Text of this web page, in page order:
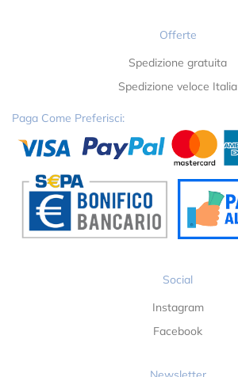
Offerte
Spedizione gratuita
Spedizione veloce Italia
Paga Come Preferisci:
Social
Instagram
Facebook